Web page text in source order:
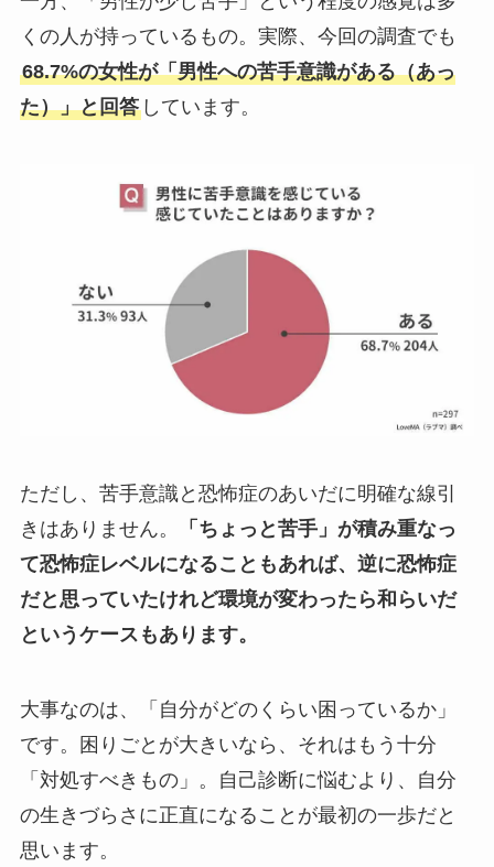
くの人が持っているもの。実際、今回の調査でも
68.7%の女性が「男性への苦手意識がある（あっ
た）」と回答しています。
ただし、苦手意識と恐怖症のあいだに明確な線引
きはありません。
「ちょっと苦手」が積み重なっ
て恐怖症レベルになることもあれば、逆に恐怖症
だと思っていたけれど環境が変わったら和らいだ
というケースもあります。
大事なのは、「自分がどのくらい困っているか」
です。困りごとが大きいなら、それはもう十分
「対処すべきもの」。自己診断に悩むより、自分
の生きづらさに正直になることが最初の一歩だと
思います。